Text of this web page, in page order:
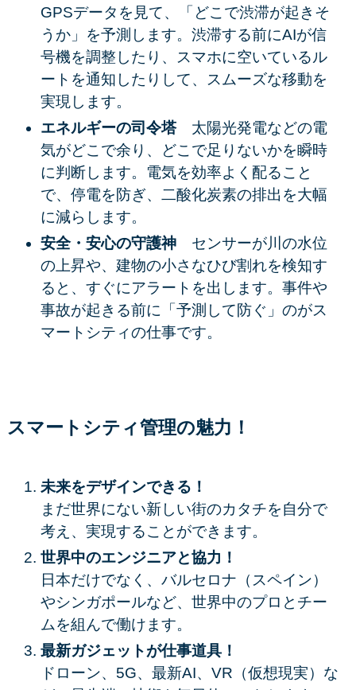
GPSデータを見て、「どこで渋滞が起きそ
うか」を予測します。渋滞する前にAIが信
号機を調整したり、スマホに空いているル
ートを通知したりして、スムーズな移動を
実現します。
エネルギーの司令塔 太陽光発電などの電
気がどこで余り、どこで足りないかを瞬時
に判断します。電気を効率よく配ること
で、停電を防ぎ、二酸化炭素の排出を大幅
に減らします。
安全・安心の守護神 センサーが川の水位
の上昇や、建物の小さなひび割れを検知す
ると、すぐにアラートを出します。事件や
事故が起きる前に「予測して防ぐ」のがス
マートシティの仕事です。
スマートシティ管理の魅力！
未来をデザインできる！
まだ世界にない新しい街のカタチを自分で
考え、実現することができます。
世界中のエンジニアと協力！
日本だけでなく、バルセロナ（スペイン）
やシンガポールなど、世界中のプロとチー
ムを組んで働けます。
最新ガジェットが仕事道具！
ドローン、5G、最新AI、VR（仮想現実）な